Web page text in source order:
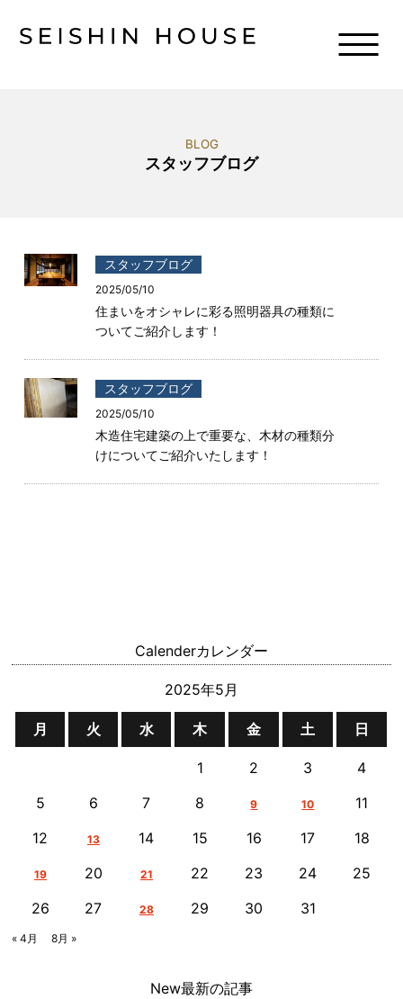
BLOG
スタッフブログ
スタッフブログ
2025/05/10
住まいをオシャレに彩る照明器具の種類に
ついてご紹介します！
スタッフブログ
2025/05/10
木造住宅建築の上で重要な、木材の種類分
けについてご紹介いたします！
Calenderカレンダー
2025年5月
月 火 水 木 金 土 日
1 2 3
4
5
6 7 8 9 10
11
12
13 14 15 16 17 18
19 20 21 22 23 24
25
26
27 28 29 30 31
« 4月 8月 »
New最新の記事